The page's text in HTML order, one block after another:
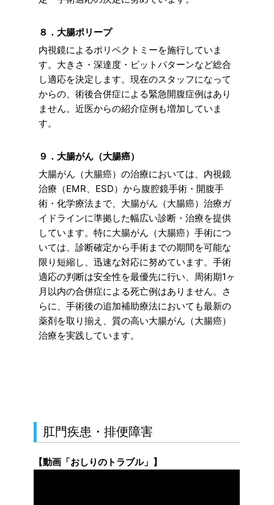
８．大腸ポリープ
内視鏡によるポリペクトミーを施行していま
す。大きさ・深達度・ピットパターンなど総合
し適応を決定します。現在のスタッフになって
からの、術後合併症による緊急開腹症例はあり
ません。近医からの紹介症例も増加していま
す。
９．大腸がん（大腸癌）
大腸がん（大腸癌）の治療においては、内視鏡
治療（EMR、ESD）から腹腔鏡手術・開腹手
術・化学療法まで、大腸がん（大腸癌）治療ガ
イドラインに準拠した幅広い診断・治療を提供
しています。特に大腸がん（大腸癌）手術につ
いては、診断確定から手術までの期間を可能な
限り短縮し、迅速な対応に努めています。手術
適応の判断は安全性を最優先に行い、周術期1ヶ
月以内の合併症による死亡例はありません。さ
らに、手術後の追加補助療法においても最新の
薬剤を取り揃え、質の高い大腸がん（大腸癌）
治療を実践しています。
肛門疾患・排便障害
【動画「おしりのトラブル」】